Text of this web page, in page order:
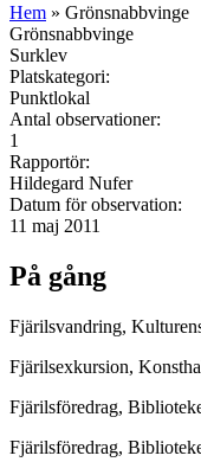
Hem » Grönsnabbvinge
Grönsnabbvinge
Surklev
Platskategori:
Punktlokal
Antal observationer:
1
Rapportör:
Hildegard Nufer
Datum för observation:
11 maj 2011
På gång
Fjärilsvandring,
Fjärilsexkursion,
Fjärilsföredrag,
Fjärilsföredrag,